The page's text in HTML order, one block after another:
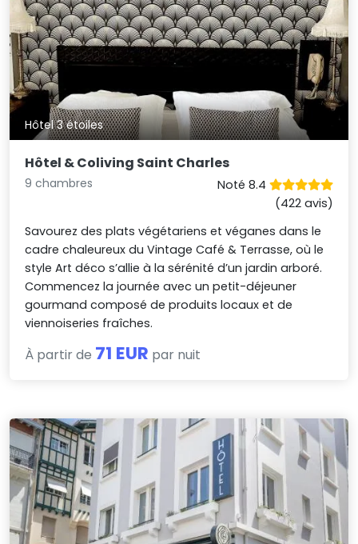
Hôtel 3 étoiles
Hôtel & Coliving Saint Charles
9 chambres
Noté 8.4
(422 avis)
Savourez des plats végétariens et véganes dans le
cadre chaleureux du Vintage Café & Terrasse, où le
style Art déco s’allie à la sérénité d’un jardin arboré.
Commencez la journée avec un petit-déjeuner
gourmand composé de produits locaux et de
viennoiseries fraîches.
À partir de 71 EUR par nuit